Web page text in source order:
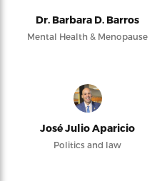
Dr. Barbara D. Barros
Mental Health & Menopause
José Julio Aparicio
Politics and law